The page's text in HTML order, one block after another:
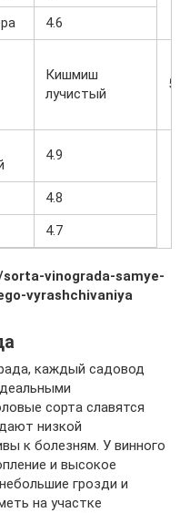
4.6
Кишмиш
лучистый
5.0
4.9
4.8
4.7
vinograda-samye-
vyrashchivaniya
каждый садовод
сорта славятся
низкой
к болезням. У винного
и высокое
грозди и
на участке